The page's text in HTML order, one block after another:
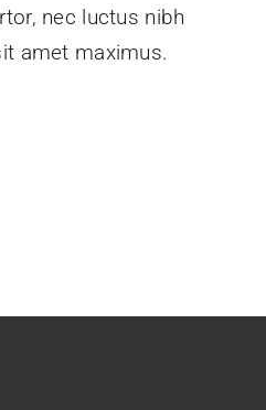
nec luctus nibh
amet maximus.